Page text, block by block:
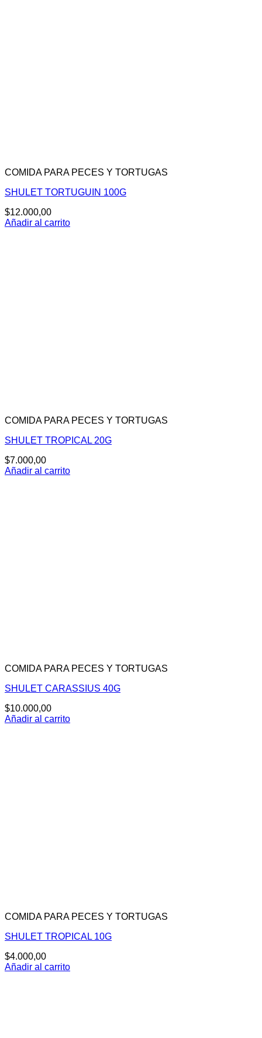
COMIDA PARA PECES Y TORTUGAS
SHULET TORTUGUIN 100G
$12.000,00
Añadir al carrito
COMIDA PARA PECES Y TORTUGAS
SHULET TROPICAL 20G
$7.000,00
Añadir al carrito
COMIDA PARA PECES Y TORTUGAS
SHULET CARASSIUS 40G
$10.000,00
Añadir al carrito
COMIDA PARA PECES Y TORTUGAS
SHULET TROPICAL 10G
$4.000,00
Añadir al carrito